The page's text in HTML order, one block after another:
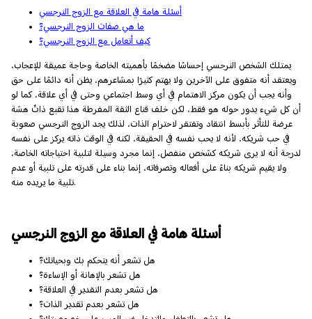
أسئلة هامة في العلاقة مع الزوج النرجسي
ما هي صفات الزوج النرجسي؟
كيف أتعامل مع الزوج النرجسي؟
يمتلك الشخص النرجسي إحساسًا مضخمًا بأهميته الخاصة وحاجة عميقة للإعجاب،
ويعتقد أنه متفوق على الآخرين ولا يهتم كثيرًا بمشاعرهم، يظن أنه دائمًا على حق
وأنه يجب أن يكون مركز الاهتمام في أي وسط اجتماعي وحتى في أي علاقة، كما لو
أن كل شيء يدور حوله هو فقط، لكن خلف قناع الثقة المفرطة هذا تقبع ذاتٌ هشة
عرضة للتأثر بأبسط انتقاد وتفتقر لاحترام الذات، لذلك يجد الزوج النرجسي صعوبة
في حب شريكه، لأنه لا يحب نفسه في الحقيقة، لكنه في الوقت ذاته يركز على نفسه
لدرجة أنه لا يرى شريكه كشخص منفصل، إنما مجرد وسيلة لتلبية احتياجاته الخاصة،
ولا يقيم شريكه بناءً على أفعاله وتصرفاته، إنما بناء على قدرته على تلبية أو عدم
تلبية ما يريده منه.
أسئلة هامة في العلاقة مع الزوج النرجسي
هل تشعر أنه يتحكم بك وبحياتك؟
هل تشعر بالإهانة أو الإساءة؟
هل تشعر بعدم التقدير في العلاقة؟
هل تشعر بعدم تقدير الذات؟